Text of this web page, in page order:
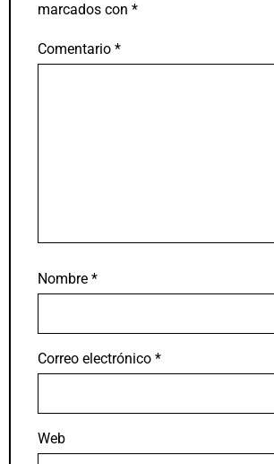
marcados con *
Comentario *
Nombre *
Correo electrónico *
Web